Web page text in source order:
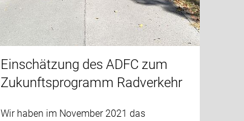
Einschätzung des ADFC zum
Zukunftsprogramm Radverkehr
Wir haben im November 2021 das